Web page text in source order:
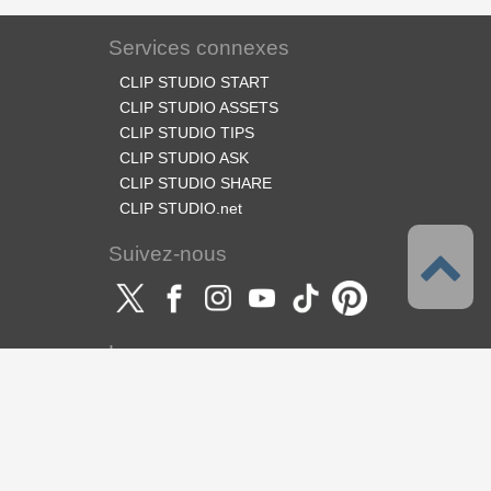
Services connexes
CLIP STUDIO START
CLIP STUDIO ASSETS
CLIP STUDIO TIPS
CLIP STUDIO ASK
CLIP STUDIO SHARE
CLIP STUDIO.net
Suivez-nous
Langues